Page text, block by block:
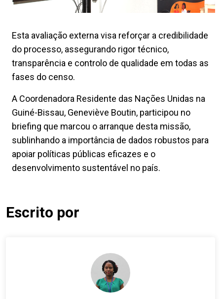
Esta avaliação externa visa reforçar a credibilidade
do processo, assegurando rigor técnico,
transparência e controlo de qualidade em todas as
fases do censo.
A Coordenadora Residente das Nações Unidas na
Guiné-Bissau, Geneviève Boutin, participou no
briefing que marcou o arranque desta missão,
sublinhando a importância de dados robustos para
apoiar políticas públicas eficazes e o
desenvolvimento sustentável no país.
Escrito por